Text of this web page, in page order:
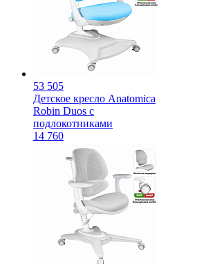
53 505
Детское кресло Anatomica
Robin Duos с
подлокотниками
14 760